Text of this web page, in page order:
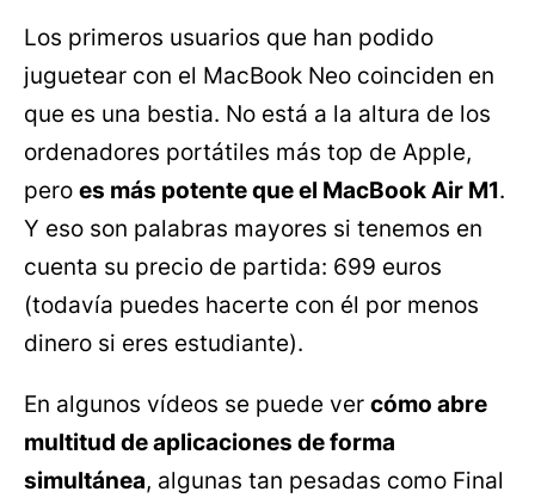
Los primeros usuarios que han podido
juguetear con el MacBook Neo coinciden en
que es una bestia. No está a la altura de los
ordenadores portátiles más top de Apple,
pero es más potente que el MacBook Air M1.
Y eso son palabras mayores si tenemos en
cuenta su precio de partida: 699 euros
(todavía puedes hacerte con él por menos
dinero si eres estudiante).
En algunos vídeos se puede ver cómo abre
multitud de aplicaciones de forma
simultánea, algunas tan pesadas como Final